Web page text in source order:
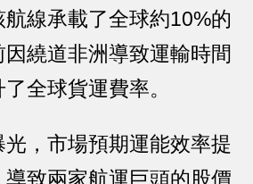
線承載了全球約10%的
繞道非洲導致運輸時間
全球貨運費率。
，市場預期運能效率提
致兩家航運巨頭的股價